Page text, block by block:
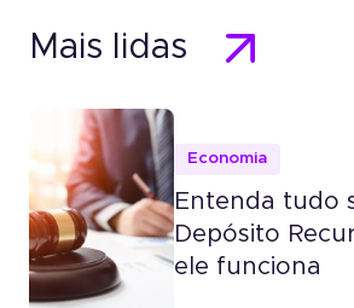
Mais lidas
Economia
Entenda tudo
Depósito
ele funciona